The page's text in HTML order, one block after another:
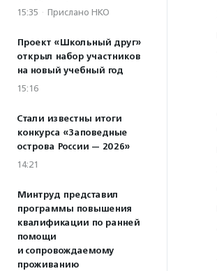
15:35 · Прислано НКО
Проект «Школьный друг»
открыл набор участников
на новый учебный год
15:16
Стали известны итоги
конкурса «Заповедные
острова России — 2026»
14:21
Минтруд представил
программы повышения
квалификации по ранней
помощи
и сопровождаемому
проживанию